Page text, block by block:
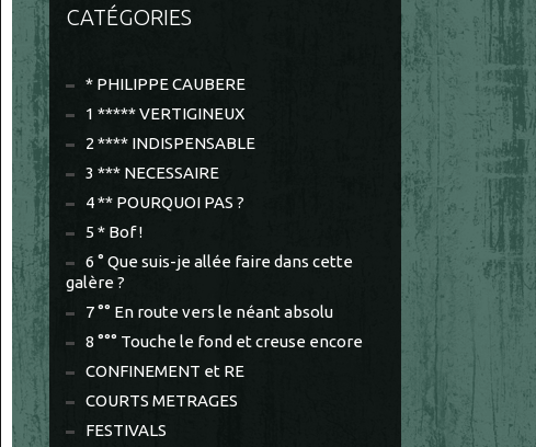
CATÉGORIES
* PHILIPPE CAUBERE
1 ***** VERTIGINEUX
2 **** INDISPENSABLE
3 *** NECESSAIRE
4 ** POURQUOI PAS ?
5 * Bof !
6 ° Que suis-je allée faire dans cette
galère ?
7 °° En route vers le néant absolu
8 °°° Touche le fond et creuse encore
CONFINEMENT et RE
COURTS METRAGES
FESTIVALS